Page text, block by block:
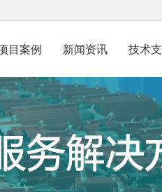
目案例 新闻资讯 技术